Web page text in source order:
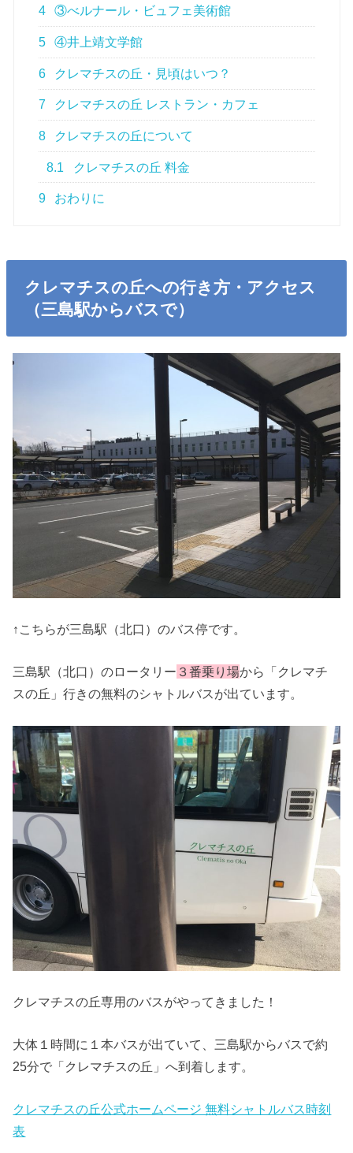
4 ③べルナール・ビュフェ美術館
5 ④井上靖文学館
6 クレマチスの丘・見頃はいつ？
7 クレマチスの丘 レストラン・カフェ
8 クレマチスの丘について
8.1 クレマチスの丘 料金
9 おわりに
クレマチスの丘への行き方・アクセス
（三島駅からバスで）
↑こちらが三島駅（北口）のバス停です。
三島駅（北口）のロータリー ３番乗り場から「クレマチ
スの丘」行きの無料のシャトルバスが出ています。
クレマチスの丘専用のバスがやってきました！
大体１時間に１本バスが出ていて、三島駅からバスで約
25分で「クレマチスの丘」へ到着します。
クレマチスの丘公式ホームページ 無料シャトルバス時刻
表